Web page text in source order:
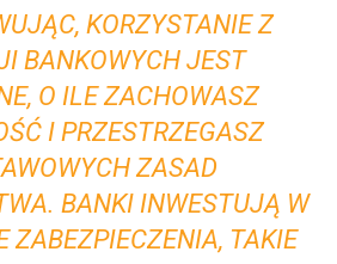
KORZYSTANIE Z
BANKOWYCH JEST
O ILE ZACHOWASZ
I PRZESTRZEGASZ
ZASAD
BANKI INWESTUJĄ W
ZABEZPIECZENIA, TAKIE